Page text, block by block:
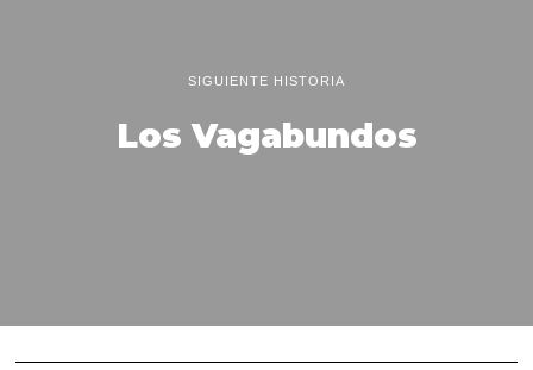
SIGUIENTE HISTORIA
Los Vagabundos